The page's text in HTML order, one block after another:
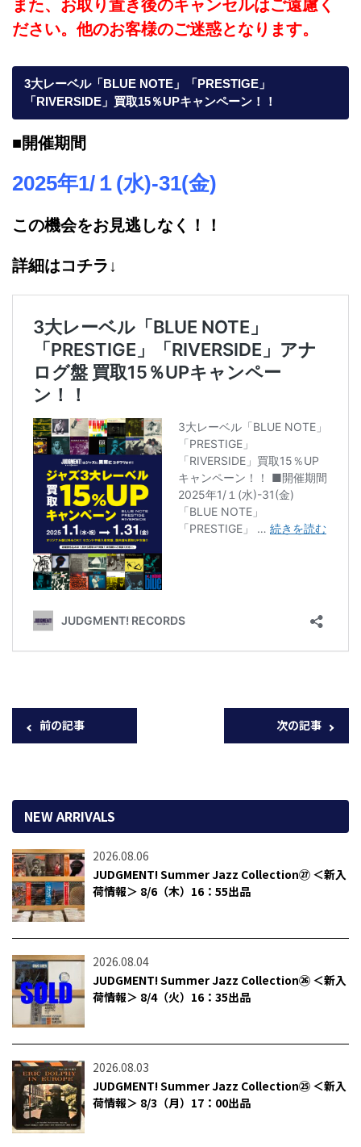
また、お取り置き後のキャンセルはご遠慮く
ださい。他のお客様のご迷惑となります。
3大レーベル「BLUE NOTE」「PRESTIGE」
「RIVERSIDE」買取15％UPキャンペーン！！
■開催期間
2025年1/１(水)-31(金)
この機会をお見逃しなく！！
詳細はコチラ↓
前の記事 次の記事
NEW ARRIVALS
2026.08.06
JUDGMENT! Summer Jazz Collection㉗ ＜新入
荷情報＞ 8/6（木）16：55出品
2026.08.04
JUDGMENT! Summer Jazz Collection㉖ ＜新入
荷情報＞ 8/4（火）16：35出品
2026.08.03
JUDGMENT! Summer Jazz Collection㉕ ＜新入
荷情報＞ 8/3（月）17：00出品